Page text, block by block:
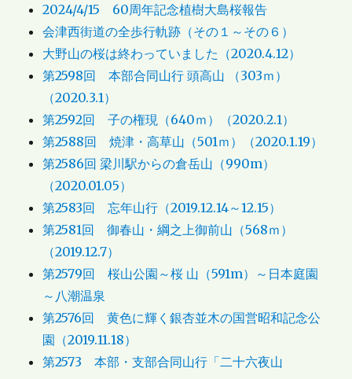
2024/4/15 60周年記念植樹大島桜報告
会津西街道の全歩行軌跡（その１～その６）
大野山の桜は終わっていました（2020.4.12）
第2598回 本部合同山行 頭高山 （303ｍ）
（2020.3.1）
第2592回 子の権現（640ｍ）（2020.2.1）
第2588回 焼津・高草山（501ｍ）（2020.1.19）
第2586回 梁川駅からの倉岳山（990m）
（2020.01.05）
第2583回 忘年山行（2019.12.14～12.15）
第2581回 御春山・綱之上御前山（568ｍ）
（2019.12.7）
第2579回 桜山公園～桜 山（591m）～日本庭園
～八潮温泉
第2576回 黄色に輝く銀杏並木の国営昭和記念公
園（2019.11.18）
第2573 本部・支部合同山行「二十六夜山